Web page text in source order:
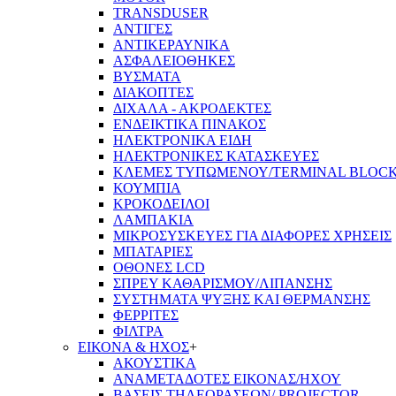
TRANSDUSER
ΑΝΤΙΓΕΣ
ΑΝΤΙΚΕΡΑΥΝΙΚΑ
ΑΣΦΑΛΕΙΟΘΗΚΕΣ
ΒΥΣΜΑΤΑ
ΔΙΑΚΟΠΤΕΣ
ΔΙΧΑΛΑ - ΑΚΡΟΔΕΚΤΕΣ
ΕΝΔΕΙΚΤΙΚΑ ΠΙΝΑΚΟΣ
ΗΛΕΚΤΡΟΝΙΚΑ ΕΙΔΗ
ΗΛΕΚΤΡΟΝΙΚΕΣ ΚΑΤΑΣΚΕΥΕΣ
ΚΛΕΜΕΣ ΤΥΠΩΜΕΝΟΥ/TERMINAL
ΚΟΥΜΠΙΑ
ΚΡΟΚΟΔΕΙΛΟΙ
ΛΑΜΠΑΚΙΑ
ΜΙΚΡΟΣΥΣΚΕΥΕΣ ΓΙΑ ΔΙΑΦΟΡΕΣ ΧΡΗΣΕΙΣ
ΜΠΑΤΑΡΙΕΣ
ΟΘΟΝΕΣ LCD
ΣΠΡΕΥ ΚΑΘΑΡΙΣΜΟΥ/ΛΙΠΑΝΣΗΣ
ΣΥΣΤΗΜΑΤΑ ΨΥΞΗΣ ΚΑΙ ΘΕΡΜΑΝΣΗΣ
ΦΕΡΡΙΤΕΣ
ΦΙΛΤΡΑ
ΕΙΚΟΝΑ & ΗΧΟΣ+
ΑΚΟΥΣΤΙΚΑ
ΑΝΑΜΕΤΑΔΟΤΕΣ ΕΙΚΟΝΑΣ/ΗΧΟΥ